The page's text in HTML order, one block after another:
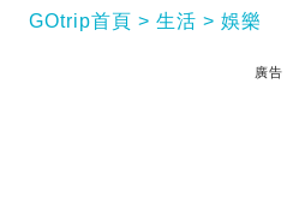
GOtrip首頁 生活 娛樂
廣告